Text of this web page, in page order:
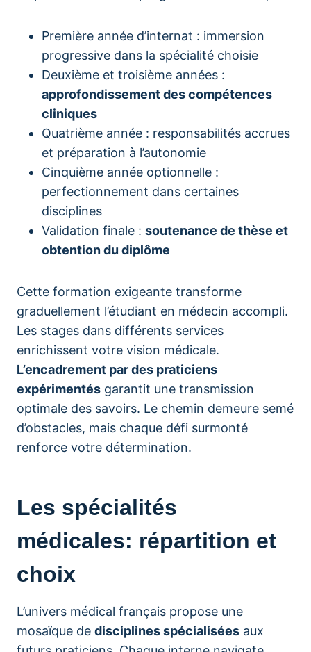
Première année d’internat : immersion
progressive dans la spécialité choisie
Deuxième et troisième années :
approfondissement des compétences
cliniques
Quatrième année : responsabilités accrues
et préparation à l’autonomie
Cinquième année optionnelle :
perfectionnement dans certaines
disciplines
Validation finale : soutenance de thèse et
obtention du diplôme
Cette formation exigeante transforme
graduellement l’étudiant en médecin accompli.
Les stages dans différents services
enrichissent votre vision médicale.
L’encadrement par des praticiens
expérimentés garantit une transmission
optimale des savoirs. Le chemin demeure semé
d’obstacles, mais chaque défi surmonté
renforce votre détermination.
Les spécialités
médicales: répartition et
choix
L’univers médical français propose une
mosaïque de disciplines spécialisées aux